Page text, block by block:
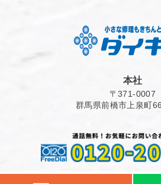
本社
〒371-0007
群馬県前橋市上泉町